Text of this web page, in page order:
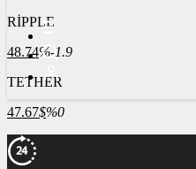
RİPPLE
48.74%-1.9
TETHER
47.67$%0